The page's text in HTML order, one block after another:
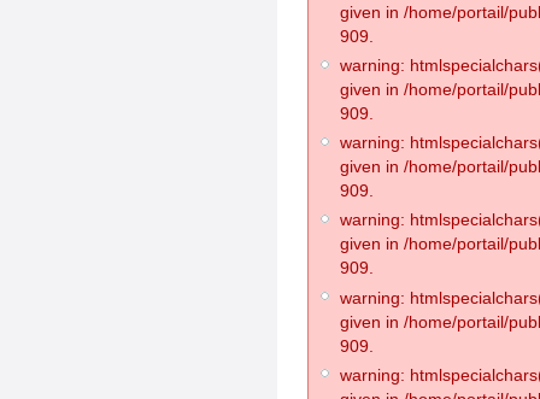
given in /home/portail/
909.
warning:
given in /home/portail/
909.
warning:
given in /home/portail/
909.
warning:
given in /home/portail/
909.
warning:
given in /home/portail/
909.
warning: